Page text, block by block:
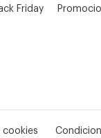
Friday
cookies